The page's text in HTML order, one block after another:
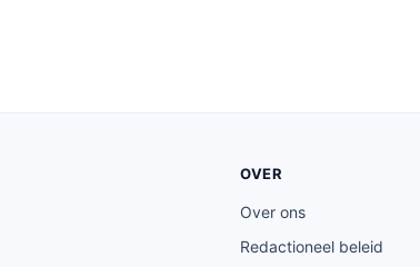
OVER
Over ons
Redactioneel beleid